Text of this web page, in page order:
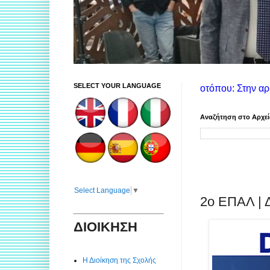
Οδηγίες χρήσης ιστοτόπου: Στην αριστερή στήλη θα
Αναζήτηση στο
2ο ΕΠΑΛ |
SELECT YOUR LANGUAGE
Select Language ▼
ΔΙΟΙΚΗΣΗ
Η Διοίκηση της Σχολής